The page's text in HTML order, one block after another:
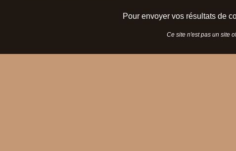
Pour envoyer vos résultats de
Ce site n'est pas un site